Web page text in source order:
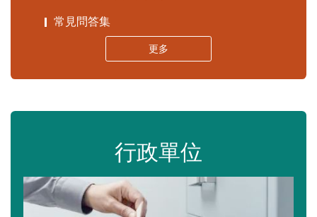
常見問答集
更多
行政單位